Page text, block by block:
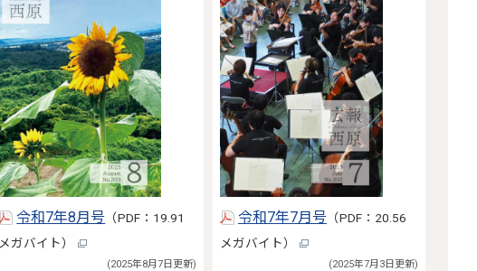
令和7年8月号 （PDF：19.91
メガバイト）
(2025年8月7日更新)
令和7年7月号（PDF：20.56
メガバイト）
(2025年7月3日更新)